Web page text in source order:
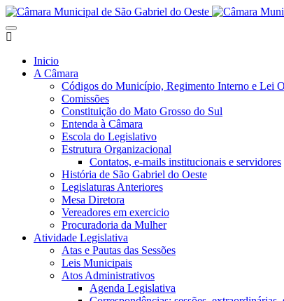
Inicio
A Câmara
Códigos do Município, Regimento Interno e Lei
Comissões
Constituição do Mato Grosso do Sul
Entenda à Câmara
Escola do Legislativo
Estrutura Organizacional
Contatos, e-mails institucionais e servidores
História de São Gabriel do Oeste
Legislaturas Anteriores
Mesa Diretora
Vereadores em exercicio
Procuradoria da Mulher
Atividade Legislativa
Atas e Pautas das Sessões
Leis Municipais
Atos Administrativos
Agenda Legislativa